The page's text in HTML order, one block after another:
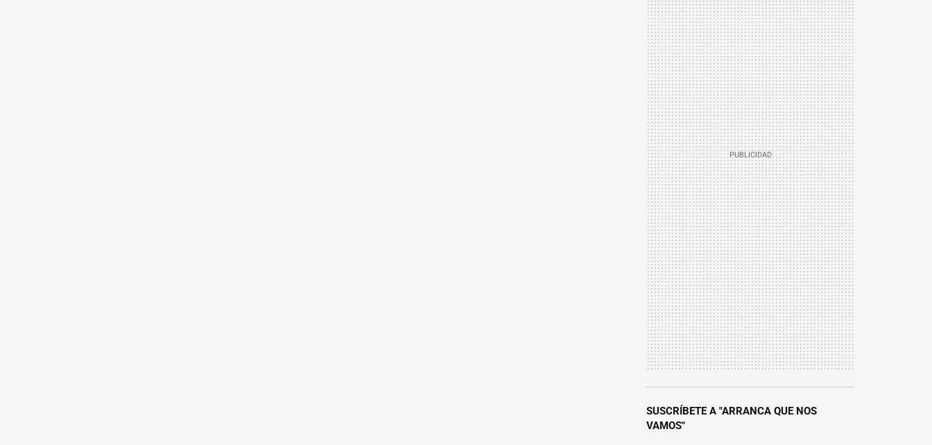
SUSCRÍBETE A "ARRANCA QUE NOS
VAMOS"